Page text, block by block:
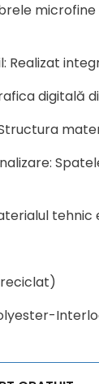
Realizat